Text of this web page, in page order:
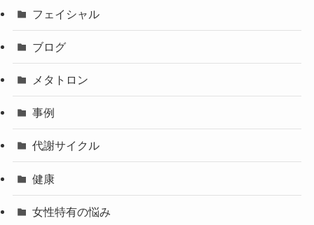
フェイシャル
ブログ
メタトロン
事例
代謝サイクル
健康
女性特有の悩み